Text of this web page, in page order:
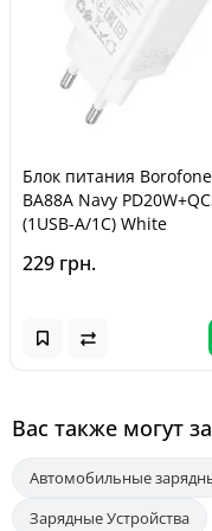
Блок питания Borofone
BA88A Navy
(1USB-A/1C) White
229 грн.
Вас также могут
Автомобильные
Зарядные Устройства